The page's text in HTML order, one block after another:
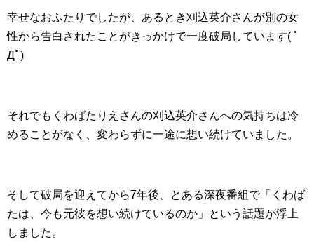
幸せなおふたりでしたが、あるとき刈込英介さんが別の女
性から告白されたことがきっかけで一度破局しています( ﾟ
Дﾟ)
それでもくわばたりえさんの刈込英介さんへの気持ちは冷
めることがなく、変わらずに一途に想い続けていました。
そして破局を迎えてから7年後、とある深夜番組で「くわば
たは、今も元彼を想い続けているのか」という話題が浮上
しました。